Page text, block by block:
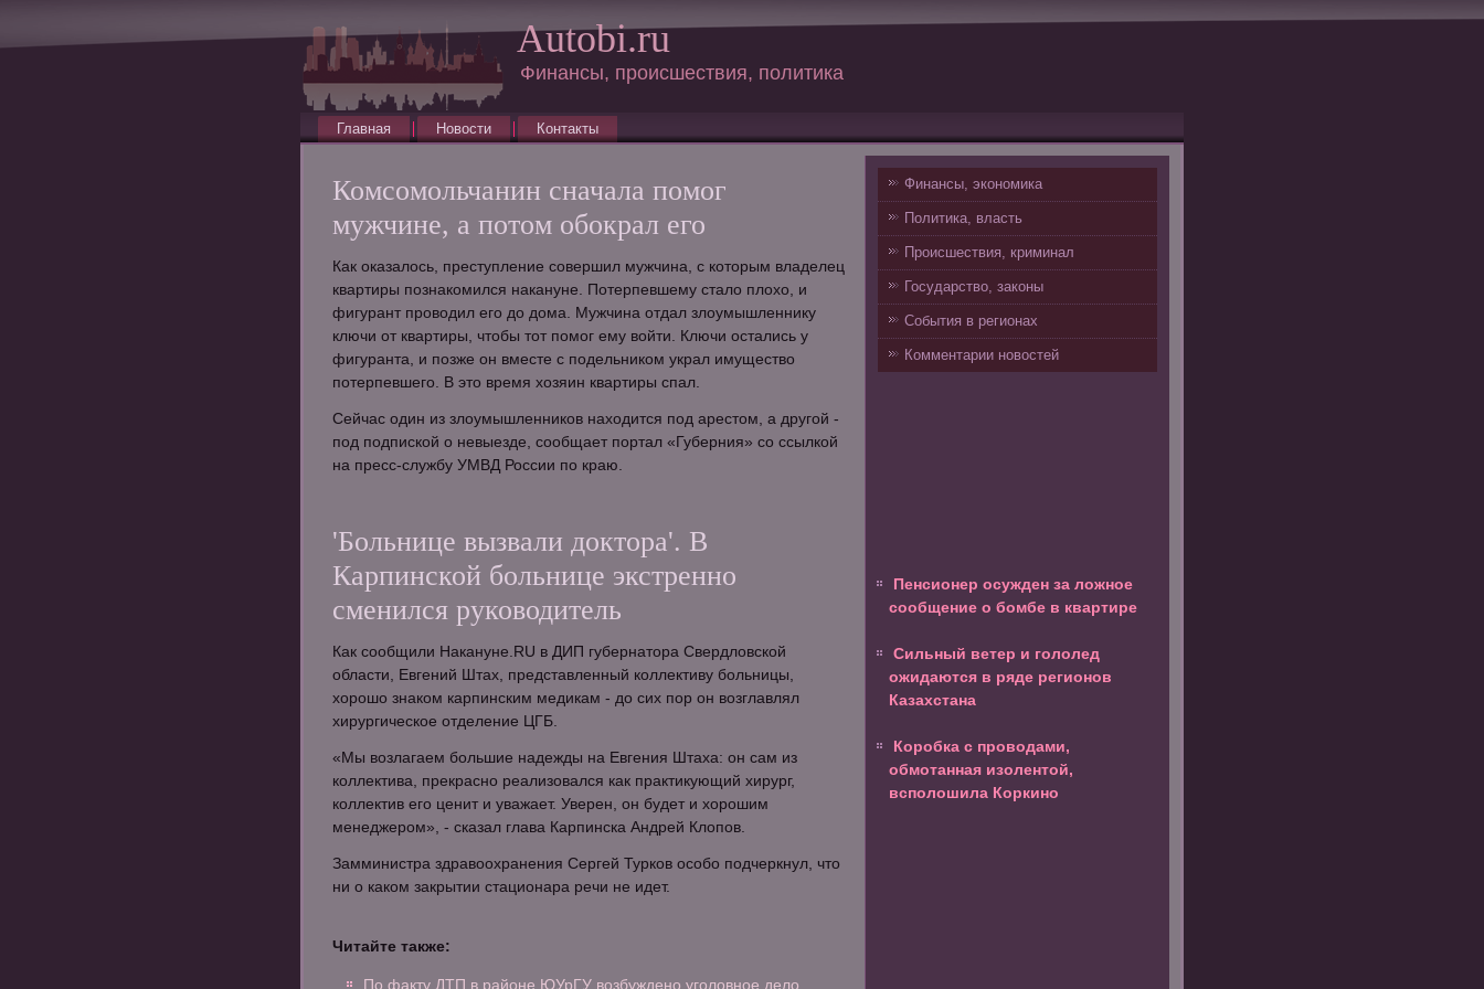
Autobi.ru
Финансы, происшествия, политика
Главная Новости Контакты
Комсомольчанин сначала помог
мужчине, а потом обокрал его
Как оказалось, преступление совершил мужчина, с которым владелец
квартиры познакомился накануне. Потерпевшему стало плохо, и
фигурант проводил его до дома. Мужчина отдал злоумышленнику
ключи от квартиры, чтобы тот помог ему войти. Ключи остались у
фигуранта, и позже он вместе с подельником украл имущество
потерпевшего. В это время хозяин квартиры спал.
Сейчас один из злоумышленников находится под арестом, а другой -
под подпиской о невыезде, сообщает портал «Губерния» со ссылкой
на пресс-службу УМВД России по краю.
'Больнице вызвали доктора'. В
Карпинской больнице экстренно
сменился руководитель
Как сообщили Накануне.RU в ДИП губернатора Свердловской
области, Евгений Штах, представленный коллективу больницы,
хорошо знаком карпинским медикам - до сих пор он возглавлял
хирургическое отделение ЦГБ.
«Мы возлагаем большие надежды на Евгения Штаха: он сам из
коллектива, прекрасно реализовался как практикующий хирург,
коллектив его ценит и уважает. Уверен, он будет и хорошим
менеджером», - сказал глава Карпинска Андрей Клопов.
Замминистра здравоохранения Сергей Турков особо подчеркнул, что
ни о каком закрытии стационара речи не идет.
Читайте также:
По факту ДТП в районе ЮУрГУ возбуждено уголовное дело
Финансы, экономика
Политика, власть
Происшествия, криминал
Государство, законы
События в регионах
Комментарии новостей
Пенсионер осужден за ложное
сообщение о бомбе в квартире
Сильный ветер и гололед
ожидаются в ряде регионов
Казахстана
Коробка с проводами,
обмотанная изолентой,
всполошила Коркино